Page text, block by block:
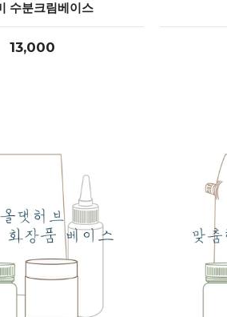
수분크림베이스
13,000